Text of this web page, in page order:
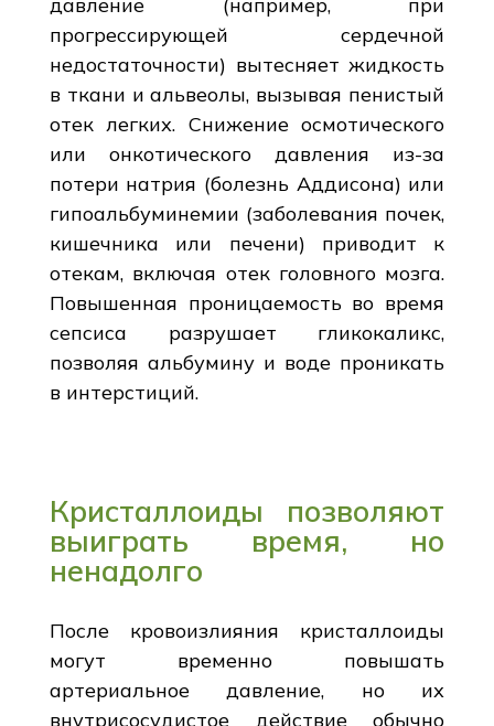
прогрессирующей сердечной
недостаточности) вытесняет жидкость
в ткани и альвеолы, вызывая пенистый
отек легких. Снижение осмотического
или онкотического давления из-за
потери натрия (болезнь Аддисона) или
гипоальбуминемии (заболевания почек,
кишечника или печени) приводит к
отекам, включая отек головного мозга.
Повышенная проницаемость во время
сепсиса разрушает гликокаликс,
позволяя альбумину и воде проникать
в интерстиций.
Кристаллоиды позволяют
выиграть время, но
ненадолго
После кровоизлияния кристаллоиды
могут временно повышать
артериальное давление, но их
внутрисосудистое действие обычно